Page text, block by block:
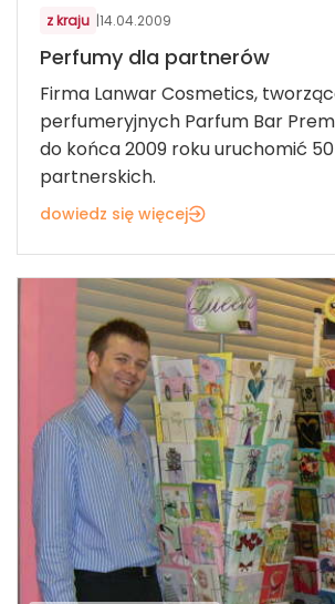
z kraju |14.04.2009
Perfumy dla partnerów
Firma Lanwar Cosmetics,
perfumeryjnych Parfum Bar
do końca 2009 roku uruchomić
partnerskich.
dowiedz się więcej